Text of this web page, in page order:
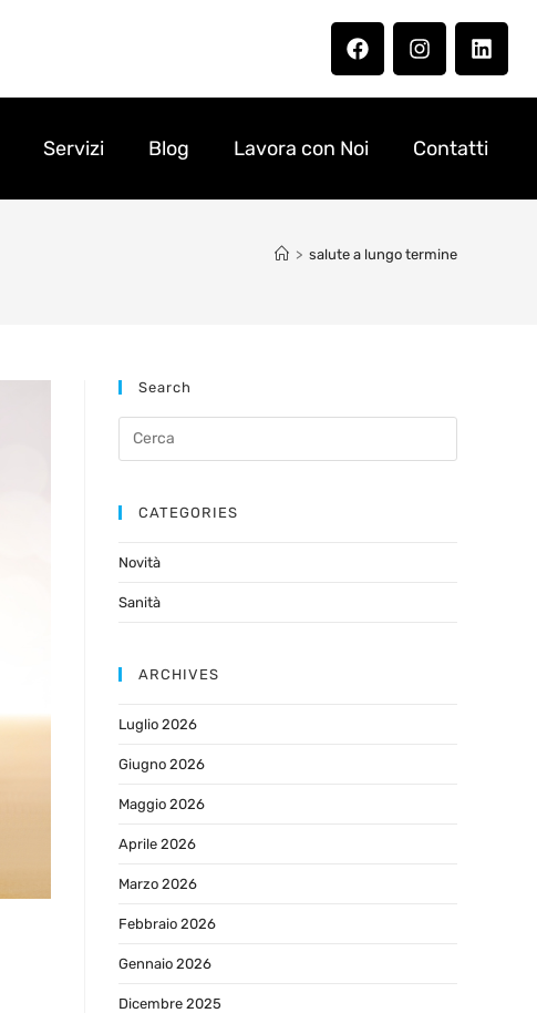
Servizi Blog Lavora con Noi Contatti
> salute a lungo termine
Search
CATEGORIES
Novità
Sanità
ARCHIVES
Luglio 2026
Giugno 2026
Maggio 2026
Aprile 2026
Marzo 2026
Febbraio 2026
Gennaio 2026
Dicembre 2025